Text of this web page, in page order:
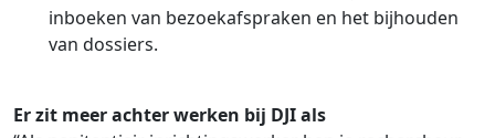
inboeken van bezoekafspraken en het bijhouden
van dossiers.
Er zit meer achter werken bij DJI als